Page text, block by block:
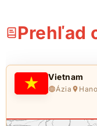
Prehľad
Vietnam
Ázia